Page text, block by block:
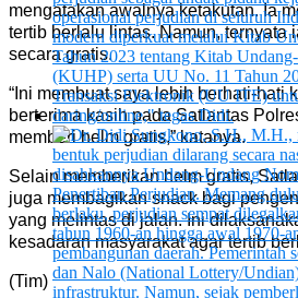
mengatakan awalnya ketakutan. Ia
tertib berlalu lintas. Namun, ternyata
secara gratis.
“Ini membuat saya lebih berhati-hati
berterima kasih pada Satlantas
memberi helm gratis,” katanya.
Selain memberikan helm gratis,
juga membagikan snack bagi
yang melintas di jalan. Ini
kesadaran masyarakat agar tertib
(Tim)